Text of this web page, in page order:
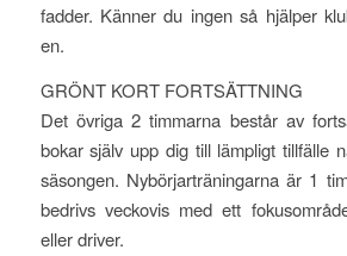
fadder. Känner du ingen så hjälper
en.
GRÖNT KORT FORTSÄTTNING
Det övriga 2 timmarna består av
bokar själv upp dig till lämpligt tillfälle
säsongen. Nybörjarträningarna är 1
bedrivs veckovis med ett
eller driver.